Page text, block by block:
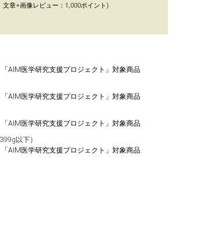
章+画像レビュー：1,000ポイント)
AIM医学研究支援プロジェクト」対象商品
AIM医学研究支援プロジェクト」対象商品
AIM医学研究支援プロジェクト」対象商品
以下）
AIM医学研究支援プロジェクト」対象商品